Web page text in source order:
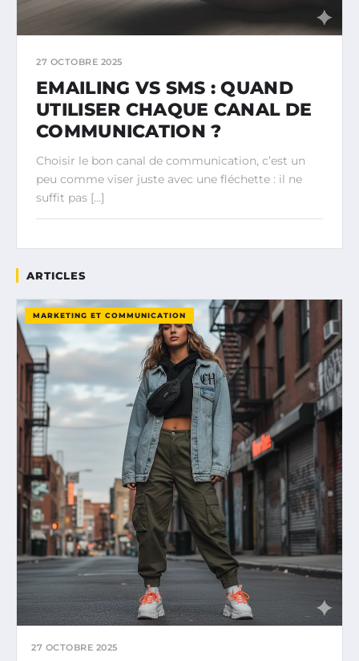
27 OCTOBRE 2025
EMAILING VS SMS : QUAND
UTILISER CHAQUE CANAL DE
COMMUNICATION ?
Choisir le bon canal de communication, c’est un
peu comme viser juste avec une fléchette : il ne
suffit pas […]
ARTICLES
MARKETING ET COMMUNICATION
27 OCTOBRE 2025